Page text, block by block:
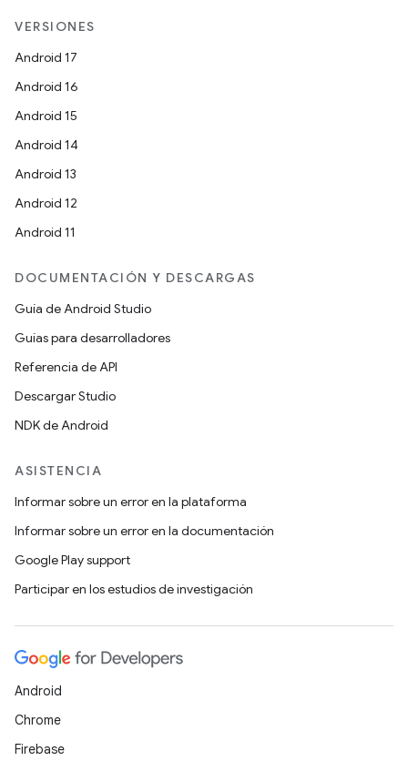
VERSIONES
Android 17
Android 16
Android 15
Android 14
Android 13
Android 12
Android 11
DOCUMENTACIÓN Y DESCARGAS
Guía de Android Studio
Guías para desarrolladores
Referencia de API
Descargar Studio
NDK de Android
ASISTENCIA
Informar sobre un error en la plataforma
Informar sobre un error en la documentación
Google Play support
Participar en los estudios de investigación
Android
Chrome
Firebase